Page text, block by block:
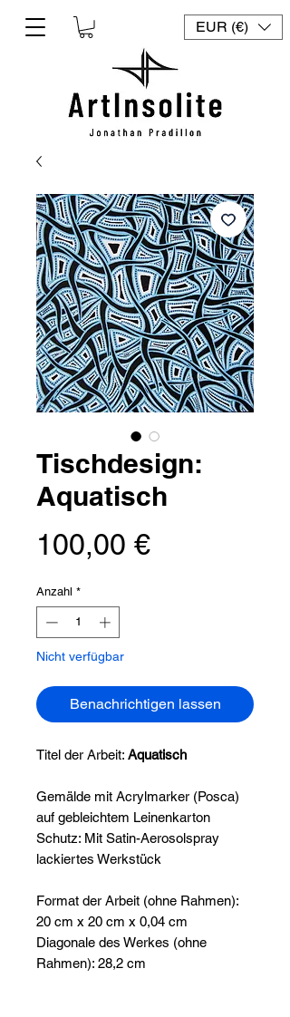
EUR (€)
Tischdesign:
Aquatisch
100,00 €Preis
Anzahl *
Nicht verfügbar
Benachrichtigen lassen
Titel der Arbeit: Aquatisch
Gemälde mit Acrylmarker (Posca)
auf gebleichtem Leinenkarton
Schutz: Mit Satin-Aerosolspray
lackiertes Werkstück
Format der Arbeit (ohne Rahmen):
20 cm x 20 cm x 0,04 cm
Diagonale des Werkes (ohne
Rahmen): 28,2 cm